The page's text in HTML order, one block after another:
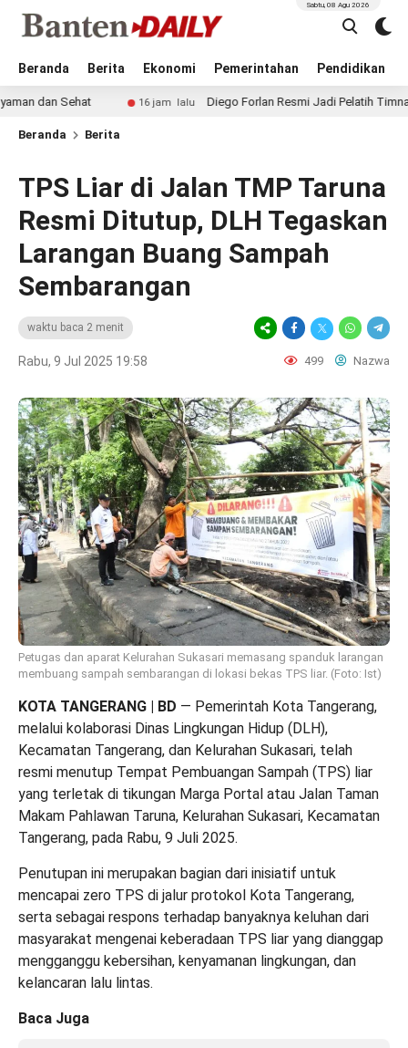
Beranda Berita Ekonomi Pemerintahan Pendidikan
Sabtu, 08 Agu 2026
16 jam lalu Diego Forlan Resmi Jadi Pelatih Timnas Uruguay,
Beranda Berita
TPS Liar di Jalan TMP Taruna
Resmi Ditutup, DLH Tegaskan
Larangan Buang Sampah
Sembarangan
waktu baca 2 menit
Rabu, 9 Jul 2025 19:58 499 Nazwa
Petugas dan aparat Kelurahan Sukasari memasang spanduk larangan
membuang sampah sembarangan di lokasi bekas TPS liar. (Foto: Ist)
KOTA TANGERANG | BD — Pemerintah Kota Tangerang,
melalui kolaborasi Dinas Lingkungan Hidup (DLH),
Kecamatan Tangerang, dan Kelurahan Sukasari, telah
resmi menutup Tempat Pembuangan Sampah (TPS) liar
yang terletak di tikungan Marga Portal atau Jalan Taman
Makam Pahlawan Taruna, Kelurahan Sukasari, Kecamatan
Tangerang, pada Rabu, 9 Juli 2025.
Penutupan ini merupakan bagian dari inisiatif untuk
mencapai zero TPS di jalur protokol Kota Tangerang,
serta sebagai respons terhadap banyaknya keluhan dari
masyarakat mengenai keberadaan TPS liar yang dianggap
mengganggu kebersihan, kenyamanan lingkungan, dan
kelancaran lalu lintas.
Baca Juga